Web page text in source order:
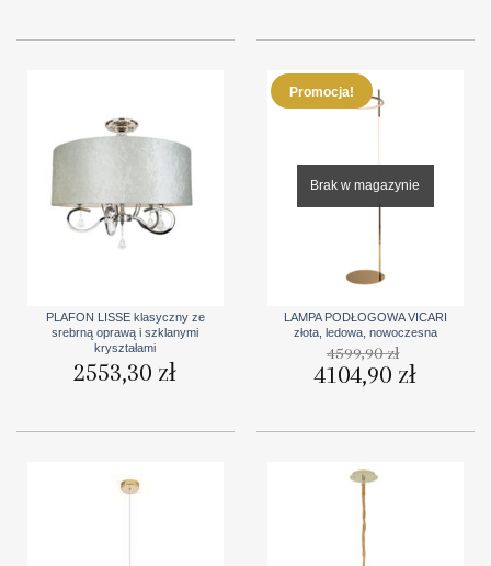
PLAFON LISSE klasyczny ze
srebrną oprawą i szklanymi
kryształami
2553,30 zł
Promocja!
Brak w magazynie
LAMPA PODŁOGOWA VICARI
złota, ledowa, nowoczesna
4599,90zł
Pierwotna
cena
4104,90 złcena